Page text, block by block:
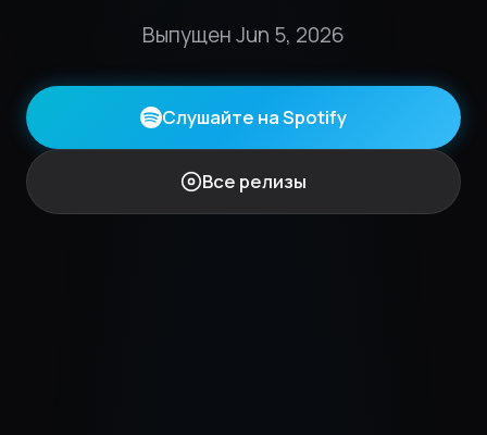
Выпущен Jun 5, 2026
Слушайте на Spotify
Все релизы